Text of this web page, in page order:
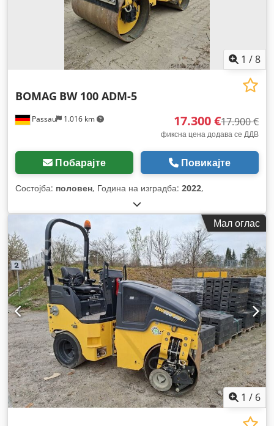
1 /8
Passau 1.016 km
BOMAG BW 100 ADM-5
17.300 €17.900 €
фиксна цена додава се ДДВ
Побарајте Повикајте
Состојба: половен, Година на изградба: 2022,
Мал оглас
1 / 6